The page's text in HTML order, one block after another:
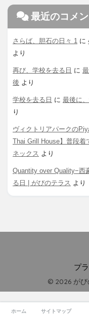
最近のコメン
さらば、胆石の日々 1 に
より
再び、学校を去る日 に
後 より
学校を去る日 に 最後に
り
ヴィクトリアパークの
Thai Grill House】普段着
ネックス より
Quantity over Quality−西
る日 | がびのテラス より
プ
© 2026 がび
ホーム サイトマップ